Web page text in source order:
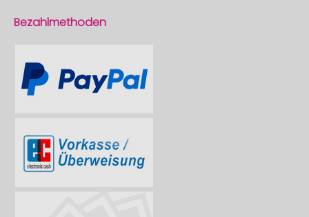
Bezahlmethoden